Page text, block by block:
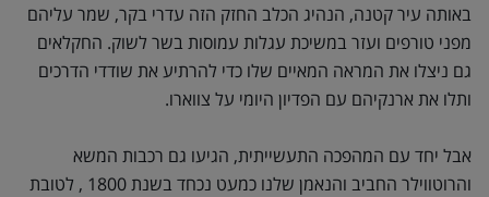
באותה עיר קטנה, הנהיג הכלב החזק הזה עדרי בקר, שמר עליהם
מפני טורפים ועזר במשיכת עגלות עמוסות בשר לשוק. החקלאים
גם ניצלו את המראה המאיים שלו כדי להרתיע את שודדי הדרכים
ותלו את ארנקיהם עם הפדיון היומי על צווארו.
אבל יחד עם המהפכה התעשייתית, הגיעו גם רכבות המשא
והרוטווילר החביב והנאמן שלנו כמעט נכחד בשנת 1800 , לטובת